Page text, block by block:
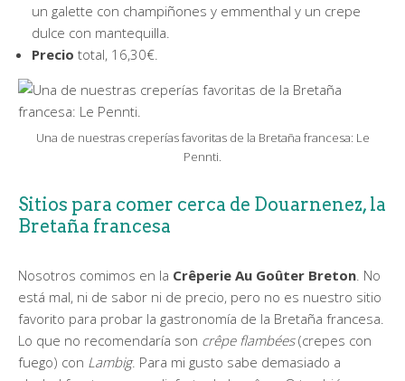
un galette con champiñones y emmenthal y un crepe
dulce con mantequilla.
Precio total, 16,30€.
Una de nuestras creperías favoritas de la Bretaña francesa: Le
Pennti.
Sitios para comer cerca de Douarnenez, la
Bretaña francesa
Nosotros comimos en la Crêperie Au Goûter Breton . No
está mal, ni de sabor ni de precio, pero no es nuestro sitio
favorito para probar la gastronomía de la Bretaña francesa.
Lo que no recomendaría son crêpe flambées(crepes con
fuego) con Lambig. Para mi gusto sabe demasiado a